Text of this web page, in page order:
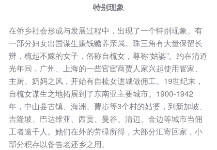
特别现象
在侨乡社会形成与发展过程中，出现了一个特别现象。有
一部分妇女出国谋生赚钱赡养亲属。珠三角有大量保留长
辫，梳起不嫁的女子，俗称自梳女，尊称“姑婆”。约在清道
光年间，广州、上海的一些官宦商贾人家兴起使用管家、
主厨、奶妈之风，开始有自梳女进城做佣工。19世纪末，
自梳女谋生之地拓展到了东南亚主要城市。1900-1942
年，中山县古镇、海洲、曹步等3个村的姑婆，到新加坡、
吉隆坡、巴达维亚、西贡、曼谷、清迈、金边等城市当佣
工者逾千人。她们在外的劳碌所得，大部分汇寄回家，小
部分积存以备告老还乡之用。